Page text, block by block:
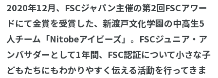
2020年12月、FSCジャパン主催の第2回FSCアワー
ドにて金賞を受賞した、新渡戸文化学園の中高生5
人チーム「Nitobeアイビーズ」。FSCジュニア・ア
ンバサダーとして1年間、FSC認証について小さな子
どもたちにもわかりやすく伝える活動を行ってきま